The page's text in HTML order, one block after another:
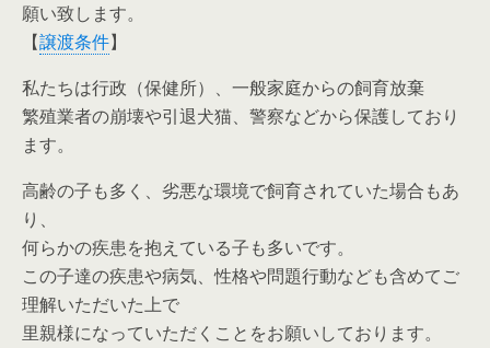
願い致します。
【譲渡条件】
私たちは行政（保健所）、一般家庭からの飼育放棄
繁殖業者の崩壊や引退犬猫、警察などから保護しており
ます。
高齢の子も多く、劣悪な環境で飼育されていた場合もあ
り、
何らかの疾患を抱えている子も多いです。
この子達の疾患や病気、性格や問題行動なども含めてご
理解いただいた上で
里親様になっていただくことをお願いしております。